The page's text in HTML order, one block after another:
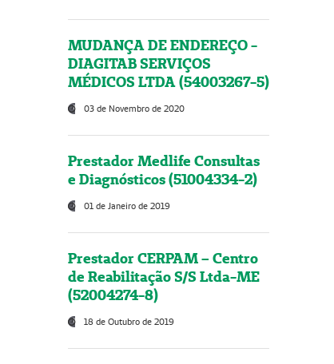
MUDANÇA DE ENDEREÇO -
DIAGITAB SERVIÇOS
MÉDICOS LTDA (54003267-5)
03 de Novembro de 2020
Prestador Medlife Consultas
e Diagnósticos (51004334-2)
01 de Janeiro de 2019
Prestador CERPAM – Centro
de Reabilitação S/S Ltda-ME
(52004274-8)
18 de Outubro de 2019